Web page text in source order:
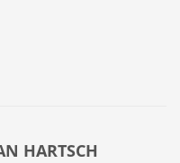
HARTSCH